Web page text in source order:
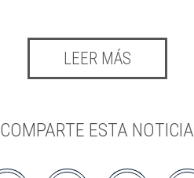
LEER MÁS
COMPARTE ESTA NOTICIA